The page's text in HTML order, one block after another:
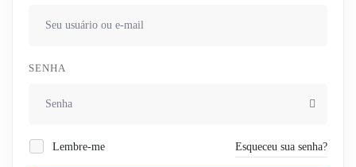
SENHA
Lembre-me Esqueceu sua senha?